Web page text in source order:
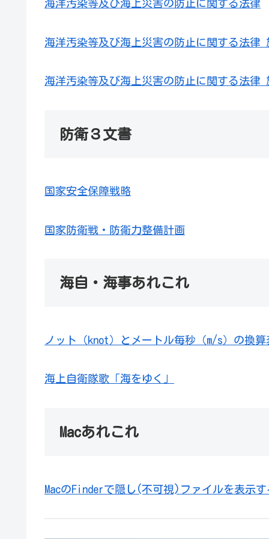
海洋汚染等及び海上災害の防止に関する法律
海洋汚染等及び海上災害の防止に関する法律
海洋汚染等及び海上災害の防止に関する法律
防衛３文書
国家安全保障戦略
国家防衛戦・防衛力整備計画
海自・海事あれこれ
ノット（knot）とメートル毎秒（m/s）の換算
海上自衛隊歌「海をゆく」
Macあれこれ
MacのFinderで隠し(不可視)ファイルを表示す